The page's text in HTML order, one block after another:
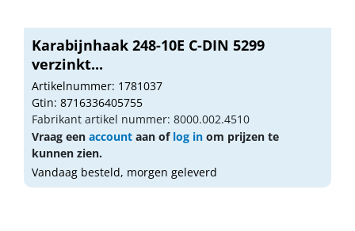
Karabijnhaak 248-10E C-DIN 5299
verzinkt...
Artikelnummer: 1781037
Gtin: 8716336405755
Fabrikant artikel nummer: 8000.002.4510
Vraag een account aan of log in om prijzen te
kunnen zien.
Vandaag besteld, morgen geleverd